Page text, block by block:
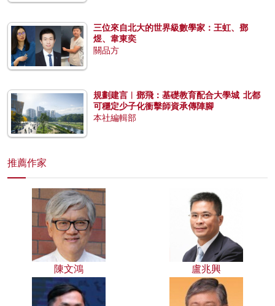
三位來自北大的世界級數學家：王虹、鄧
煜、韋東奕
關品方
規劃建言︱鄧飛：基礎教育配合大學城 北都
可穩定少子化衝擊師資承傳陣腳
本社編輯部
推薦作家
陳文鴻 盧兆興